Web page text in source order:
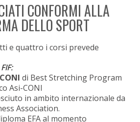
CONFORMI ALLA
DELLO SPORT
e quattro i corsi prevede
di Best Stretching Program
Asi-CONI
in ambito internazionale da
Association.
EFA al momento